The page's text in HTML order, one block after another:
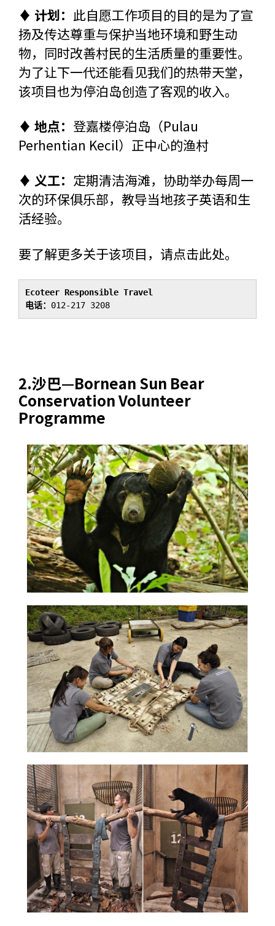
♦ 计划： 此自愿工作项目的目的是为了宣
扬及传达尊重与保护当地环境和野生动
物，同时改善村民的生活质量的重要性。
为了让下一代还能看见我们的热带天堂，
该项目也为停泊岛创造了客观的收入。
♦ 地点： 登嘉楼停泊岛（Pulau
Perhentian Kecil）正中心的渔村
♦ 义工： 定期清洁海滩，协助举办每周一
次的环保俱乐部，教导当地孩子英语和生
活经验。
要了解更多关于该项目，请点击此处。
Ecoteer Responsible Travel
电话： 012-217 3208
2.沙巴—Bornean Sun Bear
Conservation Volunteer
Programme